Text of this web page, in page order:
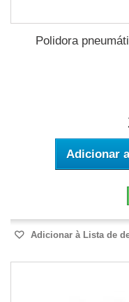
Polidora
Adicionar
Adicionar à Lista de